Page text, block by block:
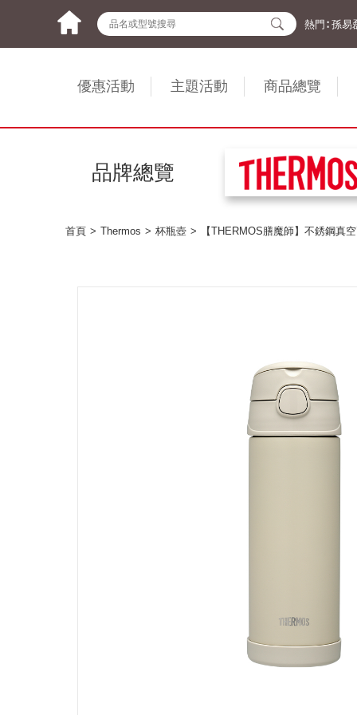
熱門∶ 孫易
優惠活動 主題活動 商品總覽
品牌總覽
首頁 Thermos 杯瓶壺 【THERMOS膳魔師】不銹鋼真